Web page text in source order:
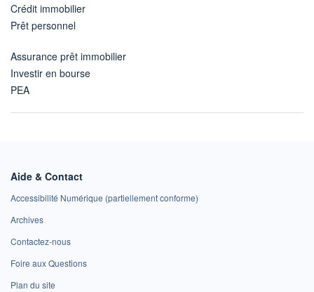
Crédit immobilier
Prêt personnel
Assurance prêt immobilier
Investir en bourse
PEA
Aide & Contact
Accessibilité Numérique (partiellement conforme)
Archives
Contactez-nous
Foire aux Questions
Plan du site